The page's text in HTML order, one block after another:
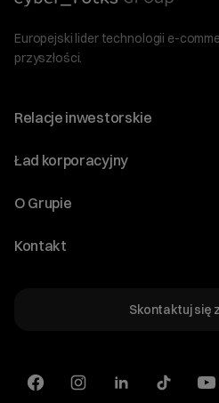
Europejski lider technologii e-
przyszłości.
Relacje inwestorskie
Raporty
Ład korporacyjny
Walne Zgromadzenia
O Grupie
O Spółce
Kontakt
Skontaktuj się